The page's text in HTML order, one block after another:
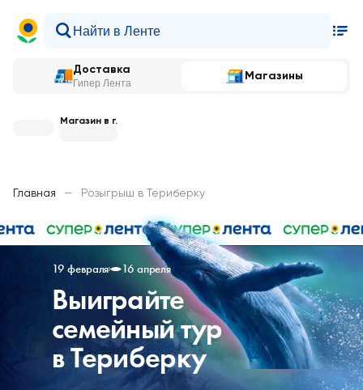
Доставка
Гипер Лента
Магазины
Магазин в г.
Главная — Розыгрыш в Териберку
19 февраля 16 апреля
Выиграйте
семейный тур
в Териберку